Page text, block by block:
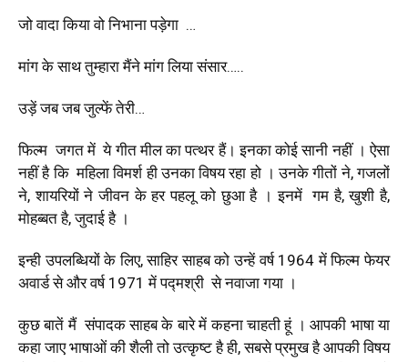
जो वादा किया वो निभाना पड़ेगा …
मांग के साथ तुम्हारा मैंने मांग लिया संसार…..
उड़ें जब जब जुल्फें तेरी…
फिल्म जगत में ये गीत मील का पत्थर हैं। इनका कोई सानी नहीं । ऐसा
नहीं है कि महिला विमर्श ही उनका विषय रहा हो । उनके गीतों ने, गजलों
ने, शायरियों ने जीवन के हर पहलू को छुआ है । इनमें गम है, खुशी है,
मोहब्बत है, जुदाई है ।
इन्ही उपलब्धियों के लिए, साहिर साहब को उन्हें वर्ष 1964 में फिल्म फेयर
अवार्ड से और वर्ष 1971 में पद्मश्री से नवाजा गया ।
कुछ बातें मैं संपादक साहब के बारे में कहना चाहती हूं । आपकी भाषा या
कहा जाए भाषाओं की शैली तो उत्कृष्ट है ही, सबसे प्रमुख है आपकी विषय